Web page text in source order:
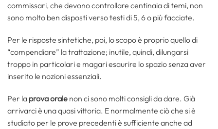
commissari, che devono controllare centinaia di temi, non
sono molto ben disposti verso testi di 5, 6 o più facciate.
Per le risposte sintetiche, poi, lo scopo è proprio quello di
“compendiare” la trattazione; inutile, quindi, dilungarsi
troppo in particolari e magari esaurire lo spazio senza aver
inserito le nozioni essenziali.
Per la provaorale non ci sono molti consigli da dare. Già
arrivarci è una quasi vittoria. E normalmente ciò che si è
studiato per le prove precedenti è sufficiente anche ad